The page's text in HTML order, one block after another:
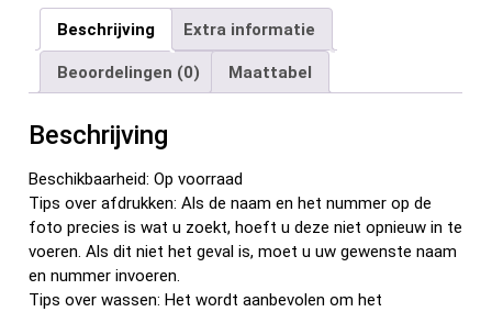
ce
b
o
o
k
tt
er
ail er
es
t
d
di
t
ke
dI
n
e
n
Beschrijving Extra informatie
Beoordelingen (0) Maattabel
Beschrijving
Beschikbaarheid: Op voorraad
Tips over afdrukken: Als de naam en het nummer op de
foto precies is wat u zoekt, hoeft u deze niet opnieuw in te
voeren. Als dit niet het geval is, moet u uw gewenste naam
en nummer invoeren.
Tips over wassen: Het wordt aanbevolen om het